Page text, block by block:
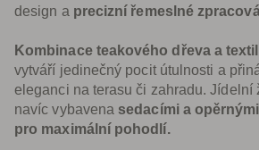
design a precizní řemeslné
Kombinace teakového dřeva a
vytváří jedinečný pocit útulnosti a
eleganci na terasu či zahradu. Jídelní
navíc vybavena sedacími a
pro maximální pohodlí.